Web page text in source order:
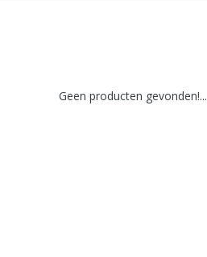
Geen producten gevonden!...